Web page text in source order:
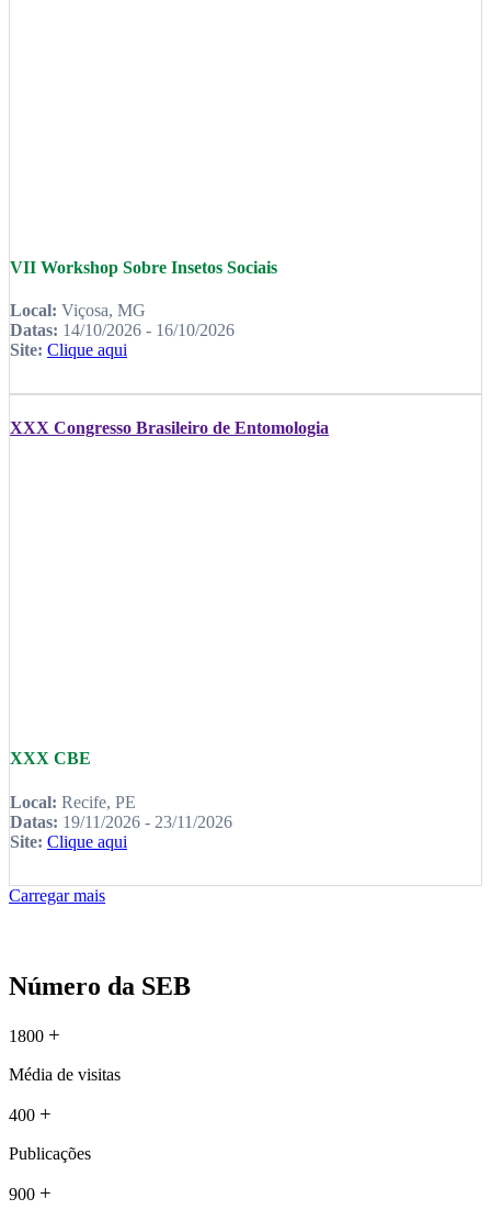
VII Workshop Sobre Insetos Sociais
Local: Viçosa, MG
Datas: 14/10/2026 - 16/10/2026
Site: Clique aqui
XXX Congresso Brasileiro de Entomologia
XXX CBE
Local: Recife, PE
Datas: 19/11/2026 - 23/11/2026
Site: Clique aqui
Carregar mais
Número da SEB
1800 +
Média de visitas
400 +
Publicações
900 +